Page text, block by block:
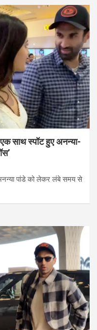
साथ स्पॉट हुए अनन्या-
पांडे को लेकर लंबे समय से